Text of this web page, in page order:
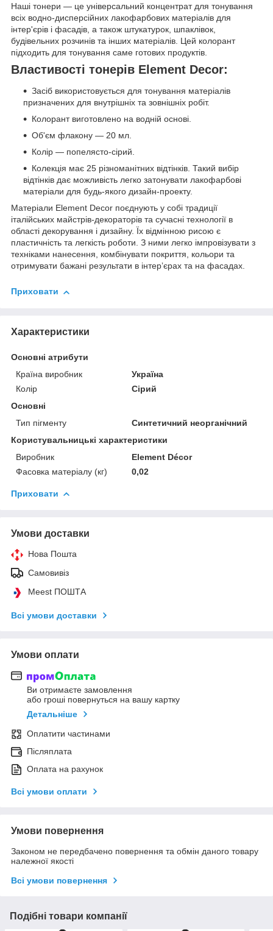
Наші тонери — це універсальний концентрат для тонування
всіх водно-дисперсійних лакофарбових матеріалів для
інтер'єрів і фасадів, а також штукатурок, шпаклівок,
будівельних розчинів та інших матеріалів. Цей колорант
підходить для тонування саме готових продуктів.
Властивості тонерів Element Decor:
Засіб використовується для тонування матеріалів
призначених для внутрішніх та зовнішніх робіт.
Колорант виготовлено на водній основі.
Об'єм флакону — 20 мл.
Колір — попелясто-сірий.
Колекція має 25 різноманітних відтінків. Такий вибір
відтінків дає можливість легко затонувати лакофарбові
матеріали для будь-якого дизайн-проекту.
Матеріали Element Decor поєднують у собі традиції
італійських майстрів-декораторів та сучасні технології в
області декорування і дизайну. Їх відмінною рисою є
пластичність та легкість роботи. З ними легко імпровізувати з
техніками нанесення, комбінувати покриття, кольори та
отримувати бажані результати в інтерʼєрах та на фасадах.
Приховати
Характеристики
Основні атрибути
Країна виробник
Україна
Колір
Сірий
Основні
Тип пігменту
Синтетичний неорганічний
Користувальницькі характеристики
Виробник
Element Décor
Фасовка матеріалу (кг)
0,02
Приховати
Умови доставки
Нова Пошта
Самовивіз
Meest ПОШТА
Всі умови доставки
Умови оплати
Ви отримаєте замовлення
або гроші повернуться на вашу картку
Детальніше
Оплатити частинами
Післяплата
Оплата на рахунок
Всі умови оплати
Умови повернення
Законом не передбачено повернення та обмін даного товару
належної якості
Всі умови повернення
Подібні товари компанії